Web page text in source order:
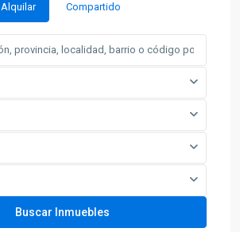
Alquilar Compartido